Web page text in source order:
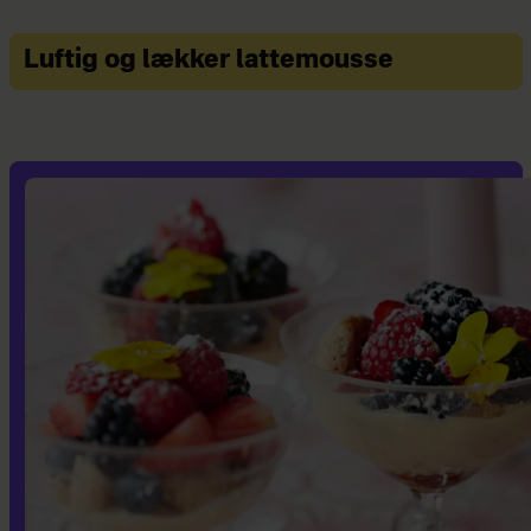
Luftig og lækker lattemousse